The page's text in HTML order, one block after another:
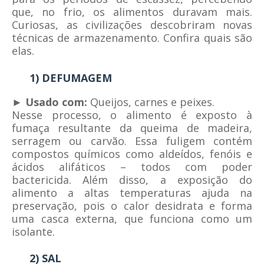
que, no frio, os alimentos duravam mais.
Curiosas, as civilizações descobriram novas
técnicas de armazenamento. Confira quais são
elas.
1) DEFUMAGEM
► Usado com: Queijos, carnes e peixes.
Nesse processo, o alimento é exposto à
fumaça resultante da queima de madeira,
serragem ou carvão. Essa fuligem contém
compostos químicos como aldeídos, fenóis e
ácidos alifáticos – todos com poder
bactericida. Além disso, a exposição do
alimento a altas temperaturas ajuda na
preservação, pois o calor desidrata e forma
uma casca externa, que funciona como um
isolante.
2) SAL